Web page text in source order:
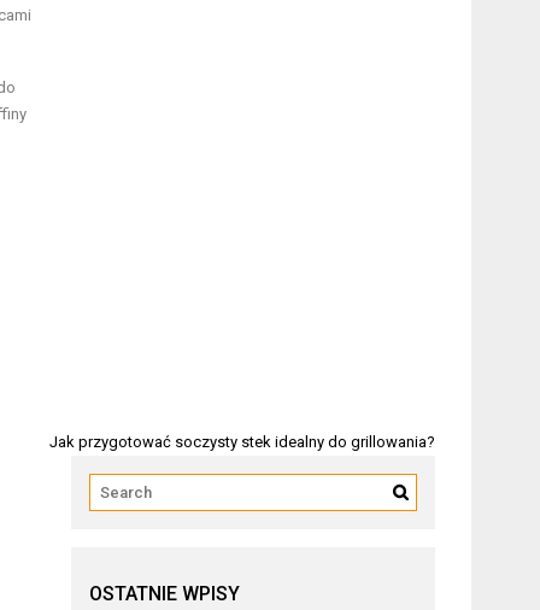
Jak przygotować soczysty stek idealny do grillowania?
OSTATNIE WPISY